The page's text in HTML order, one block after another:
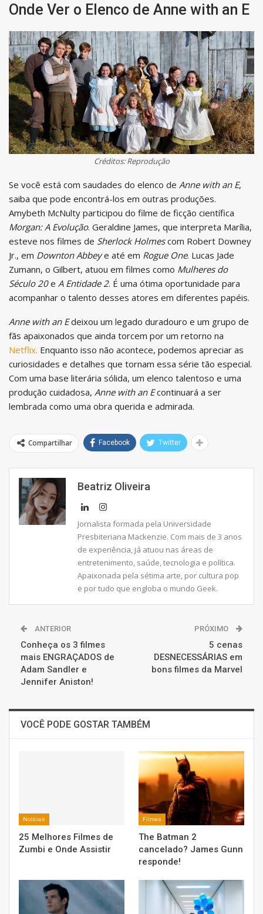
Onde Ver o Elenco de Anne with an E
Créditos: Reprodução
Se você está com saudades do elenco de Anne with an E,
saiba que pode encontrá-los em outras produções.
Amybeth McNulty participou do filme de ficção científica
Morgan: A Evolução. Geraldine James, que interpreta Marília,
esteve nos filmes de Sherlock Holmescom Robert Downey
Jr., em Downton Abbeye até em Rogue One. Lucas Jade
Zumann, o Gilbert, atuou em filmes como Mulheres do
Século 20e A Entidade 2. É uma ótima oportunidade para
acompanhar o talento desses atores em diferentes papéis.
Anne with an Edeixou um legado duradouro e um grupo de
fãs apaixonados que ainda torcem por um retorno na
Netflix. Enquanto isso não acontece, podemos apreciar as
curiosidades e detalhes que tornam essa série tão especial.
Com uma base literária sólida, um elenco talentoso e uma
produção cuidadosa, Anne with an Econtinuará a ser
lembrada como uma obra querida e admirada.
Compartilhar Facebook Twitter
Beatriz Oliveira
Jornalista formada pela Universidade
Presbiteriana Mackenzie. Com mais de 3 anos
de experiência, já atuou nas áreas de
entretenimento, saúde, tecnologia e política.
Apaixonada pela sétima arte, por cultura pop
e por tudo que engloba o mundo Geek.
ANTERIOR
Conheça os 3 filmes
mais ENGRAÇADOS de
Adam Sandler e
Jennifer Aniston!
PRÓXIMO
5 cenas
DESNECESSÁRIAS em
bons filmes da Marvel
VOCÊ PODE GOSTAR TAMBÉM
Notícias
25 Melhores Filmes de
Zumbi e Onde Assistir
Filmes
The Batman 2
cancelado? James Gunn
responde!